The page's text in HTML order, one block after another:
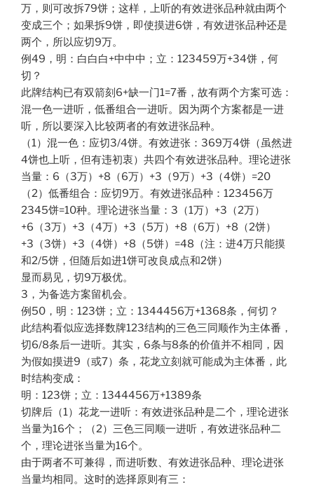
万，则可改拆79饼；这样，上听的有效进张品种就由两个
变成三个；如果拆9饼，即使摸进6饼，有效进张品种还是
两个，所以应切9万。
例49，明：白白白+中中中；立：123459万+34饼，何
切？
此牌结构已有双箭刻6+缺一门1=7番，故有两个方案可选：
混一色一进听，低番组合一进听。因为两个方案都是一进
听，所以要深入比较两者的有效进张品种。
（1）混一色：应切3/4饼。有效进张：369万4饼（虽然进
4饼也上听，但有违初衷）共四个有效进张品种。理论进张
当量：6（3万）+8（6万）+3（9万）+3（4饼）=20
（2）低番组合：应切9万。有效进张品种：123456万
2345饼=10种。理论进张当量：3（1万）+3（2万）
+6（3万）+3（4万）+3（5万）+8（6万）+8（2饼）
+3（3饼）+3（4饼）+8（5饼）=48（注：进4万只能摸
和2/5饼，但随后如进1饼可改良成点和2饼）
显而易见，切9万极优。
3，为备选方案留机会。
例50，明：123饼；立：1344456万+1368条，何切？
此结构看似应选择数牌123结构的三色三同顺作为主体番，
切6/8条后一进听。其实，6条与8条的价值并不相同，因
为假如摸进9（或7）条，花龙立刻就可能成为主体番，此
时结构变成：
明：123饼；立：1344456万+1389条
切牌后（1）花龙一进听：有效进张品种是二个，理论进张
当量为16个；（2）三色三同顺一进听，有效进张品种二
个，理论进张当量为16个。
由于两者不可兼得，而进听数、有效进张品种、理论进张
当量均相同。这时的选择原则有三：